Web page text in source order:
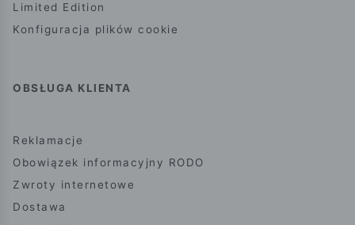
Limited Edition
Konfiguracja plików cookie
OBSŁUGA KLIENTA
Reklamacje
Obowiązek informacyjny RODO
Zwroty internetowe
Dostawa